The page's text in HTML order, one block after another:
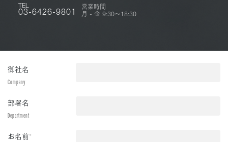
TEL
03-6426-9801
営業時間
月 - 金 9:30〜18:30
御社名
Company
部署名
Department
お名前*